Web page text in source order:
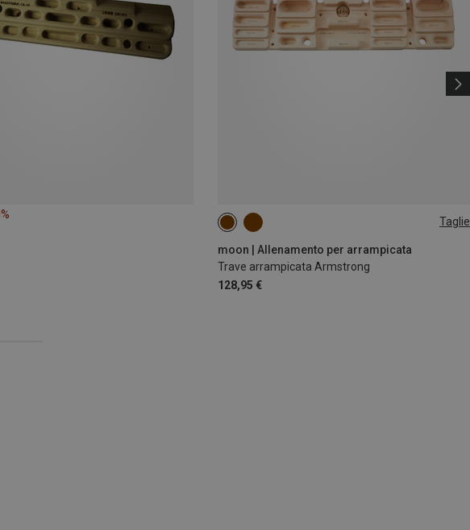
Taglie
moon | Allenamento per arrampicata
Trave arrampicata Armstrong
128,95 €
ONE SIZE